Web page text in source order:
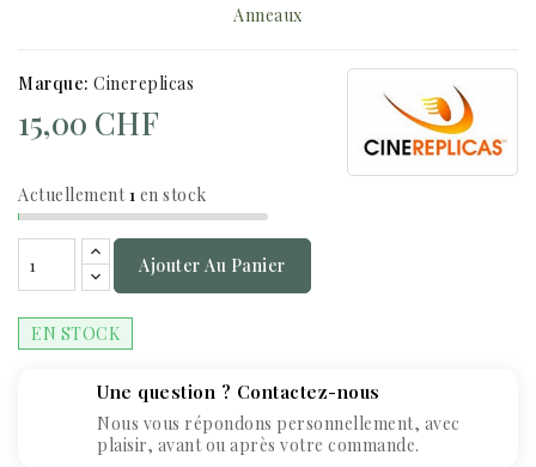
Anneaux
Marque: Cinereplicas
Actuellement1 en stock
15,00 CHF
Ajouter Au Panier
EN STOCK
Une question ? Contactez-nous
Nous vous répondons personnellement, avec
plaisir, avant ou après votre commande.